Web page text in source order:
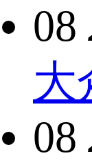
08
大
08